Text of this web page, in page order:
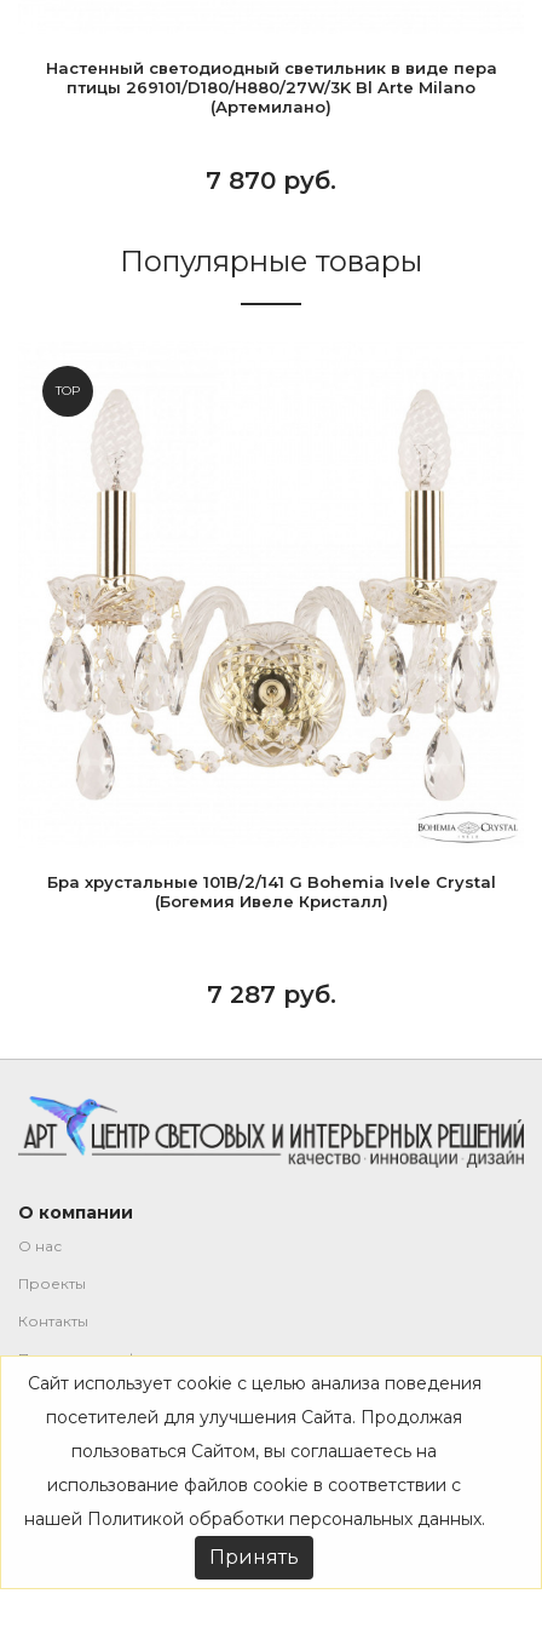
Настенный светодиодный светильник в виде пера
птицы 269101/D180/H880/27W/3K Bl Arte Milano
(Артемилано)
7 870 руб.
Популярные товары
TOP
Бра хрустальные 101B/2/141 G Bohemia Ivele Crystal
(Богемия Ивеле Кристалл)
7 287 руб.
О компании
О нас
Проекты
Контакты
Политика конфиденциальности
Магазин
Каталог
Дизайнерам
Акции
Сайт использует cookie с целью анализа поведения
посетителей для улучшения Сайта. Продолжая
пользоваться Сайтом, вы соглашаетесь на
использование файлов cookie в соответствии с
нашей Политикой обработки персональных данных.
Принять